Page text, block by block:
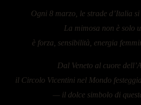
Ogni 8 marzo, le strade d’Italia
La mimosa non è solo
è forza, sensibilità, energia
Dal Veneto al cuore
il Circolo Vicentini nel Mondo
— il dolce simbolo di